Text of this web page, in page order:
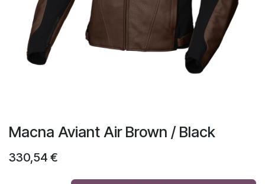
Macna Aviant Air Brown / Black
330,54 €